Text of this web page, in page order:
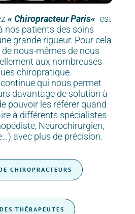
«Chiropracteur Paris« est
nos patients des soins
grande rigueur. Pour cela
nous-mêmes de nous
aux nombreuses
chiropratique.
qui nous permet
davantage de solution à
pouvoir les référer quand
à différents spécialistes
Neurochirurgien,
) avec plus de précision.
CHIROPRACTEURS
THÉRAPEUTES